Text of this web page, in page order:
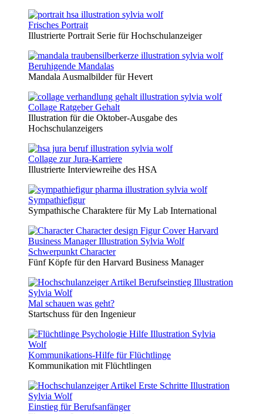
Frisches Portrait
Illustrierte Portrait Serie für Hochschulanzeiger
Beruhigende Mandalas
Mandala Ausmalbilder für Hevert
Collage Ratgeber Gehalt
Illustration für die Oktober-Ausgabe des
Hochschulanzeigers
Collage zur Jura-Karriere
Illustrierte Interviewreihe des HSA
Sympathiefigur
Sympathische Charaktere für My Lab International
Schwerpunkt Character
Fünf Köpfe für den Harvard Business Manager
Mal schauen was geht?
Startschuss für den Ingenieur
Kommunikations-Hilfe für Flüchtlinge
Kommunikation mit Flüchtlingen
Einstieg für Berufsanfänger